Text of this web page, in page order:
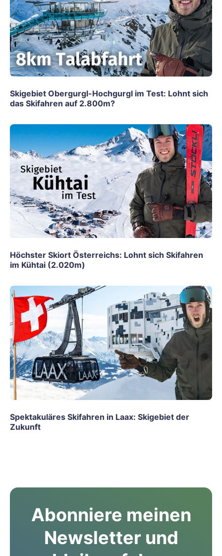
Skigebiet Obergurgl-Hochgurgl im Test: Lohnt sich
das Skifahren auf 2.800m?
Höchster Skiort Österreichs: Lohnt sich Skifahren
im Kühtai (2.020m)
Spektakuläres Skifahren in Laax: Skigebiet der
Zukunft
Abonniere meinen
Newsletter und